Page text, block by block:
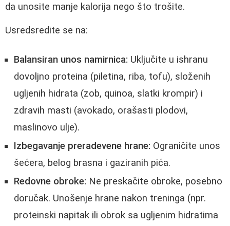
da unosite manje kalorija nego što trošite.
Usredsredite se na:
Balansiran unos namirnica: Uključite u ishranu
dovoljno proteina (piletina, riba, tofu), složenih
ugljenih hidrata (zob, quinoa, slatki krompir) i
zdravih masti (avokado, orašasti plodovi,
maslinovo ulje).
Izbegavanje preradevene hrane: Ograničite unos
šećera, belog brasna i gaziranih pića.
Redovne obroke: Ne preskačite obroke, posebno
doručak. Unošenje hrane nakon treninga (npr.
proteinski napitak ili obrok sa ugljenim hidratima